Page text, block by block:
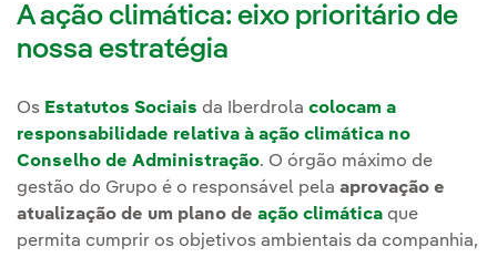
A ação climática: eixo prioritário de
nossa estratégia
Os Estatutos Sociais da Iberdrola colocam a
responsabilidade relativa à ação climática no
Conselho de Administração. O órgão máximo de
gestão do Grupo é o responsável pela aprovação e
atualização de um plano de ação climática que
permita cumprir os objetivos ambientais da companhia,